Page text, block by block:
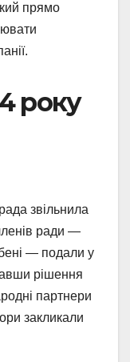
прямо
року
звільнила
ради —
— подали у
рішення
партнери
закликали